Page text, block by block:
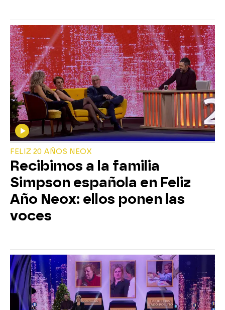
FELIZ 20 AÑOS NEOX
Recibimos a la familia
Simpson española en Feliz
Año Neox: ellos ponen las
voces